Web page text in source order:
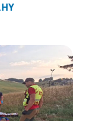
vydaný II.